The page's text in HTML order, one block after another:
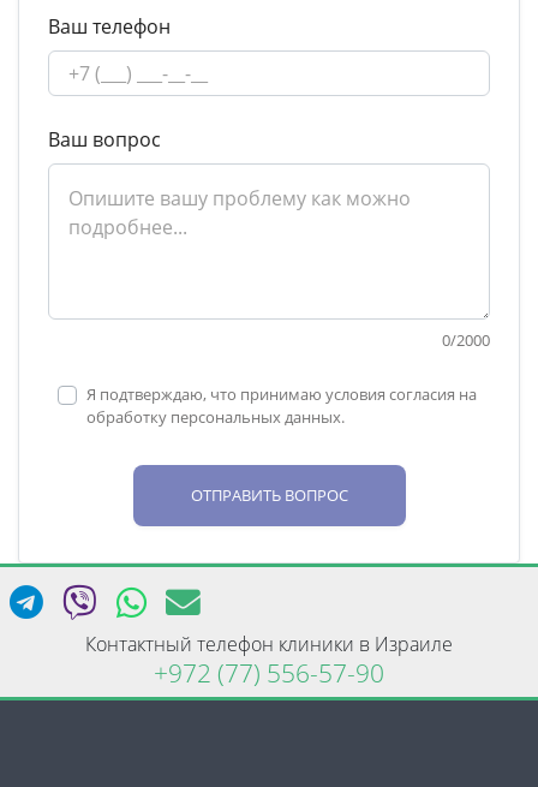
Ваш телефон
Ваш вопрос
0/2000
Я подтверждаю, что принимаю условия согласия на
обработку персональных данных.
ОТПРАВИТЬ ВОПРОС
Контактный телефон клиники в Израиле
+972 (77) 556-57-90